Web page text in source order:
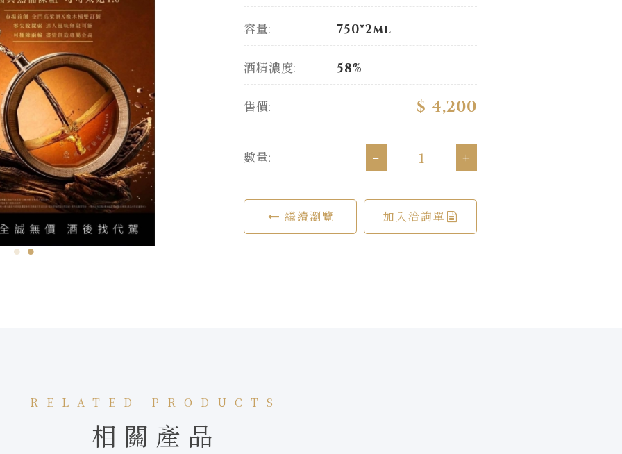
容量: 750*2ml
酒精濃度: 58%
售價: $ 4,200
數量: - +
繼續瀏覽 加入洽詢單
RELATED PRODUCTS
相關產品